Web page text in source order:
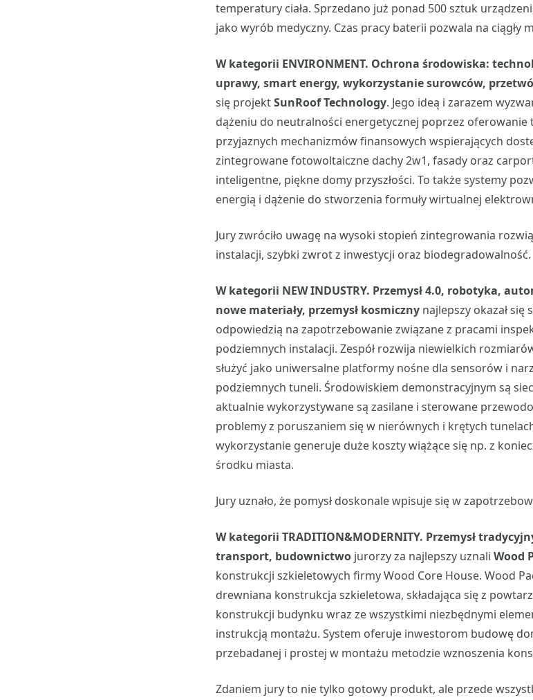
temperatury ciała. Sprzedano już ponad 500 sztuk
jako wyrób medyczny. Czas pracy baterii pozwala na
W kategorii ENVIRONMENT. Ochrona środowiska:
uprawy, smart energy, wykorzystanie surowców,
się projektSunRoof Technology. Jego ideą i zarazem
dążeniu do neutralności energetycznej poprzez oferowanie
przyjaznych mechanizmów finansowych wspierających
zintegrowane fotowoltaiczne dachy 2w1, fasady oraz
inteligentne, piękne domy przyszłości. To także systemy
energią i dążenie do stworzenia formuły wirtualnej
Jury zwróciło uwagę na wysoki stopień zintegrowania
instalacji, szybki zwrot z inwestycji oraz biodegradowalność.
W kategorii NEW INDUSTRY. Przemysł 4.0, robotyka,
nowe materiały, przemysł kosmiczny najlepszy okazał się
odpowiedzią na zapotrzebowanie związane z pracami
podziemnych instalacji. Zespół rozwija niewielkich
służyć jako uniwersalne platformy nośne dla sensorów i
podziemnych tuneli. Środowiskiem demonstracyjnym są
aktualnie wykorzystywane są zasilane i sterowane
problemy z poruszaniem się w nierównych i krętych
wykorzystanie generuje duże koszty wiążące się np. z
środku miasta.
Jury uznało, że pomysł doskonale wpisuje się w
W kategorii TRADITION&MODERNITY. Przemysł
transport, budownictwo jurorzy za najlepszy uznali Wood
konstrukcji szkieletowych firmy Wood Core House. Wood
drewniana konstrukcja szkieletowa, składająca się z
konstrukcji budynku wraz ze wszystkimi niezbędnymi
instrukcją montażu. System oferuje inwestorom budowę
przebadanej i prostej w montażu metodzie wznoszenia
Zdaniem jury to nie tylko gotowy produkt, ale przede